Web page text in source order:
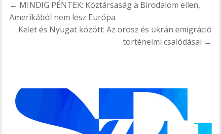
Bejegyzés
navigáció
← MINDIG PÉNTEK: Köztársaság a Birodalom ellen,
Amerikából nem lesz Európa
Kelet és Nyugat között: Az orosz és ukrán emigráció
történelmi csalódásai →